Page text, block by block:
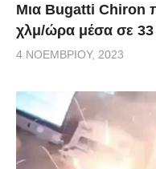
Μια Bugatti Chiron
χλμ/ώρα μέσα σε 33
4 ΝΟΕΜΒΡΊΟΥ, 2023